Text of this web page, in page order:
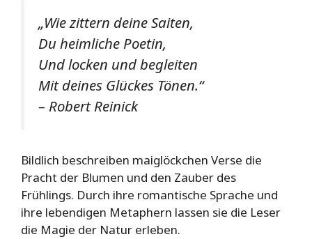
„Wie zittern deine Saiten,
Du heimliche Poetin,
Und locken und begleiten
Mit deines Glückes Tönen.“
– Robert Reinick
Bildlich beschreiben maiglöckchen Verse die
Pracht der Blumen und den Zauber des
Frühlings. Durch ihre romantische Sprache und
ihre lebendigen Metaphern lassen sie die Leser
die Magie der Natur erleben.